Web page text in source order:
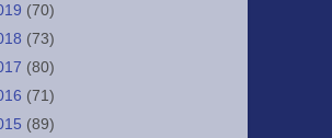
(70)
(73)
(80)
(71)
(89)